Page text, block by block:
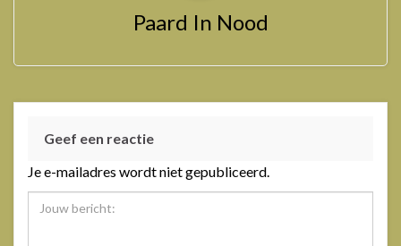
Paard In Nood
Geef een reactie
Je e-mailadres wordt niet gepubliceerd.